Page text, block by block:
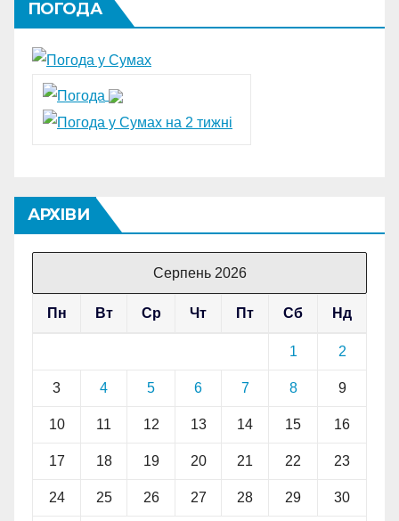
ПОГОДА
АРХІВИ
Серпень 2026
Пн Вт Ср Чт Пт Сб Нд
1 2
3 4 5 6 7 8 9
10 11 12 13 14 15 16
17 18 19 20 21 22 23
24 25 26 27 28 29 30